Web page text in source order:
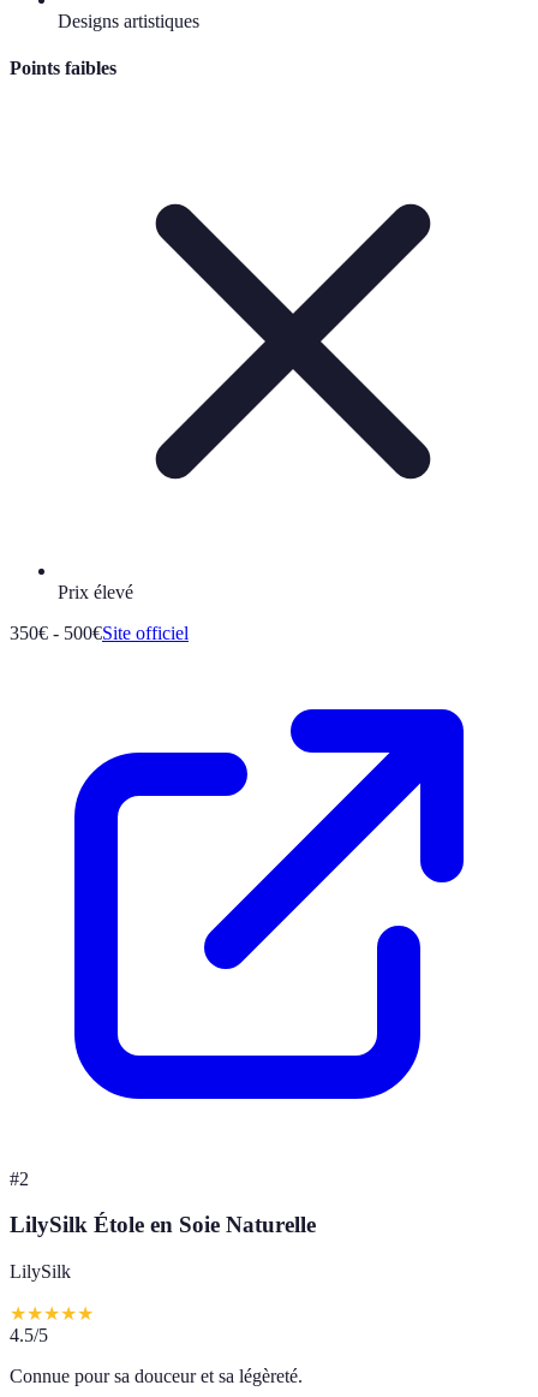
Designs artistiques
Points faibles
Prix élevé
350€ - 500€Site officiel
#2
LilySilk Étole en Soie Naturelle
LilySilk
★★★★★
4.5/5
Connue pour sa douceur et sa légèreté.